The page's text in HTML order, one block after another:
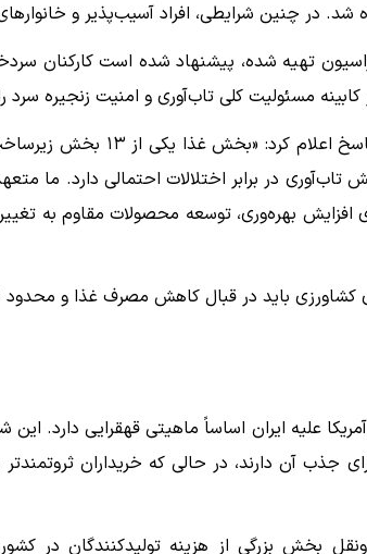
تهیه شده، پیشنهاد شده است کارکنان
مسئولیت کلی تاب‌آوری و امنیت زنجیره سرد
سخنگوی دولت بریتانیا
تاب‌آوری در برابر اختلالات احتمالی دارد. ما
افزایش بهره‌وری، توسعه محصولات مقاوم به
کشاورزی باید در قبال کاهش مصرف غذا و
علیه ایران اساساً ماهیتی قهقرایی دارد.
جذب آن دارند، در حالی که خریداران
بخش بزرگی از هزینه تولیدکنندگان در